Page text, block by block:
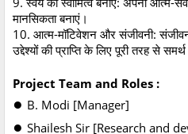
मानसिकता बनाएं।
10. आत्म-मॉटिवेशन और संजीवनी:
उद्देश्यों की प्राप्ति के लिए पूरी तरह से समर्थ
Project Team and Roles :
● B. Modi [Manager]
● Shailesh Sir [Research and